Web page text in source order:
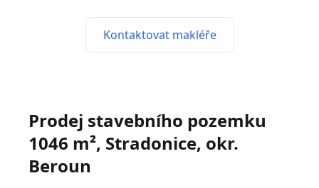
Kontaktovat makléře
Prodej stavebního pozemku
1046 m², Stradonice, okr.
Beroun